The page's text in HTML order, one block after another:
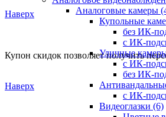
Аналоговые камеры
Купольные
без ИК-
с ИК-
Уличные
с ИК-
без ИК-
с ИК-
Видеоглазки (6)
Наверх
Купон скидок позволяет получить
Наверх